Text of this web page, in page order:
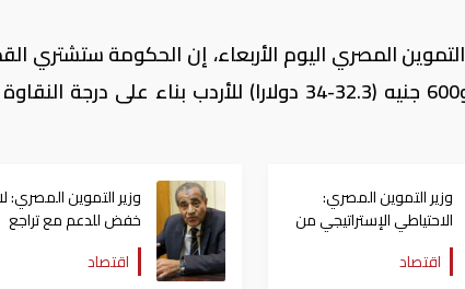
المصري اليوم الأربعاء، إن الحكومة ستشتري
وزير التموين المصري:
الاحتياطي الإستراتيجي من
السكر يكفي حتى منتصف
مايو
اقتصاد
وزير التموين المصري:
خفض للدعم مع تراجع
التضخم
اقتصاد